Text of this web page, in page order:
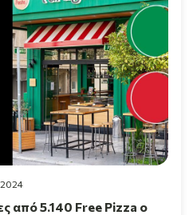
από 5.140 Free Pizza ο